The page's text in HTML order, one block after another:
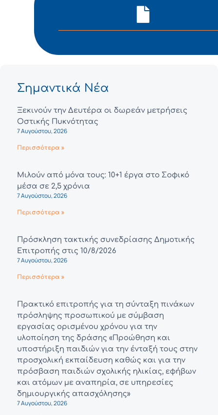
Σημαντικά Νέα
Ξεκινούν την Δευτέρα οι δωρεάν μετρήσεις
Οστικής Πυκνότητας
7 Αυγούστου, 2026
Περισσότερα »
Μιλούν από μόνα τους: 10+1 έργα στο Σοφικό
μέσα σε 2,5 χρόνια
7 Αυγούστου, 2026
Περισσότερα »
Πρόσκληση τακτικής συνεδρίασης Δημοτικής
Επιτροπής στις 10/8/2026
7 Αυγούστου, 2026
Περισσότερα »
Πρακτικό επιτροπής για τη σύνταξη πινάκων
πρόσληψης προσωπικού με σύμβαση
εργασίας ορισμένου χρόνου για την
υλοποίηση της δράσης «Προώθηση και
υποστήριξη παιδιών για την ένταξή τους στην
προσχολική εκπαίδευση καθώς και για την
πρόσβαση παιδιών σχολικής ηλικίας, εφήβων
και ατόμων με αναπηρία, σε υπηρεσίες
δημιουργικής απασχόλησης»
7 Αυγούστου, 2026